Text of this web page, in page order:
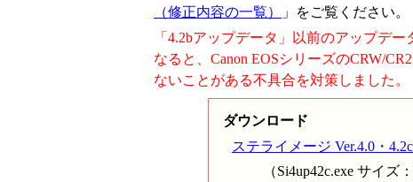
（修正内容の一覧）
」をご覧ください。
「4.2bアップデータ」以前のアップデ
なると、Canon EOSシリーズのCRW/
ないことがある不具合を対策しました。
ダウンロード
ステライメージ Ver.4.0・
（Si4up42c.exe サイズ